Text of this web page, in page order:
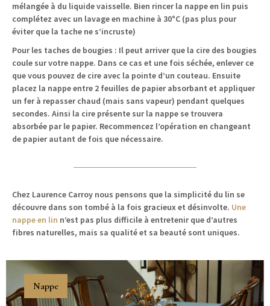
mélangée à du liq­uide vais­selle. Bien rin­cer la nappe en lin puis
com­plétez avec un lavage en machine à 30°C (pas plus pour
éviter que la tache ne s’incruste)
Pour les tach­es de bou­gies : Il peut arriv­er que la cire des bou­gies
coule sur votre nappe. Dans ce cas et une fois séchée, enlever ce
que vous pou­vez de cire avec la pointe d’un couteau. Ensuite
placez la nappe entre 2 feuilles de papi­er absorbant et appli­quer
un fer à repass­er chaud (mais sans vapeur) pen­dant quelques
sec­on­des. Ain­si la cire présente sur la nappe se trou­vera
absorbée par le papi­er. Recom­mencez l’opération en changeant
de papi­er autant de fois que nécessaire.
Chez Lau­rence Car­roy nous pen­sons que la sim­plic­ité du lin se
décou­vre dans son tombé à la fois gra­cieux et dés­in­volte. Une
nappe en lin n’est pas plus dif­fi­cile à entretenir que d’autres
fibres naturelles, mais sa qual­ité et sa beauté sont uniques.
Nappe